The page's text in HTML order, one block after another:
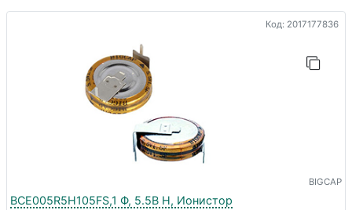
Код: 2017177836
BIGCAP
BCE005R5H105FS,1 Ф, 5.5В H, Ионистор